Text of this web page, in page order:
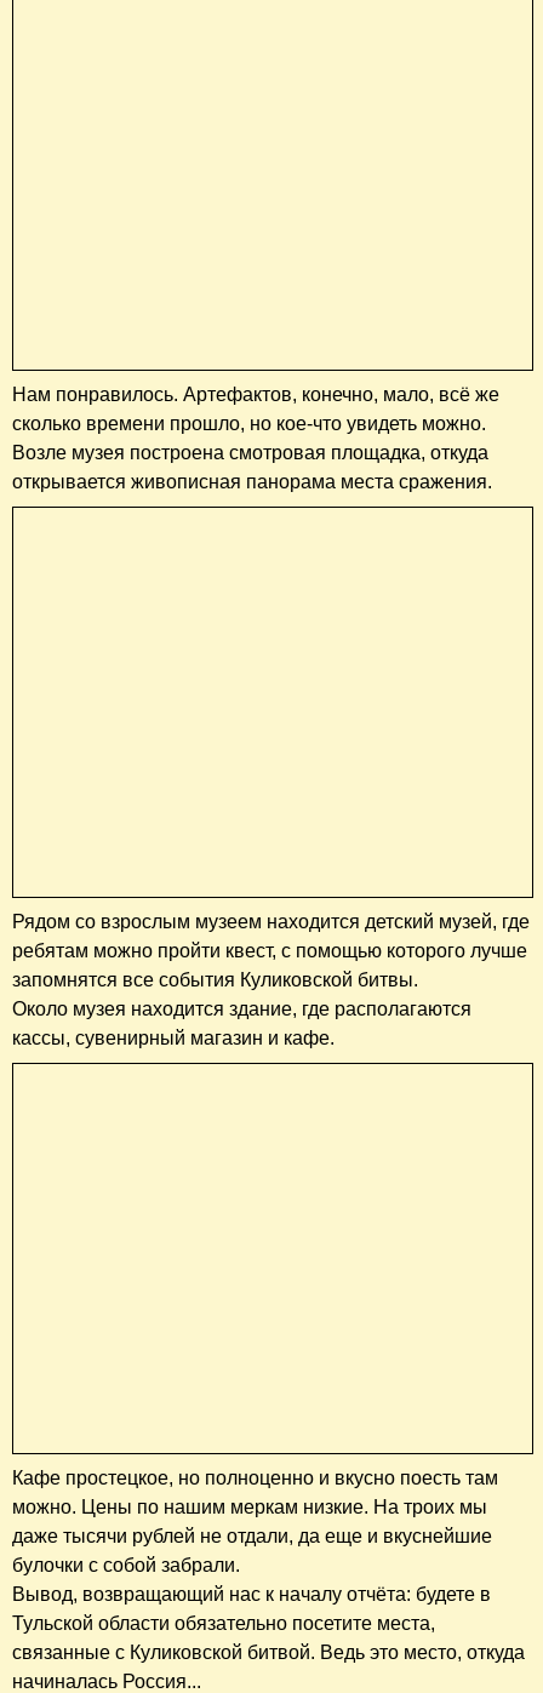
Нам понравилось. Артефактов, конечно, мало, всё же
сколько времени прошло, но кое-что увидеть можно.
Возле музея построена смотровая площадка, откуда
открывается живописная панорама места сражения.
Рядом со взрослым музеем находится детский музей, где
ребятам можно пройти квест, с помощью которого лучше
запомнятся все события Куликовской битвы.
Около музея находится здание, где располагаются
кассы, сувенирный магазин и кафе.
Кафе простецкое, но полноценно и вкусно поесть там
можно. Цены по нашим меркам низкие. На троих мы
даже тысячи рублей не отдали, да еще и вкуснейшие
булочки с собой забрали.
Вывод, возвращающий нас к началу отчёта: будете в
Тульской области обязательно посетите места,
связанные с Куликовской битвой. Ведь это место, откуда
начиналась Россия...